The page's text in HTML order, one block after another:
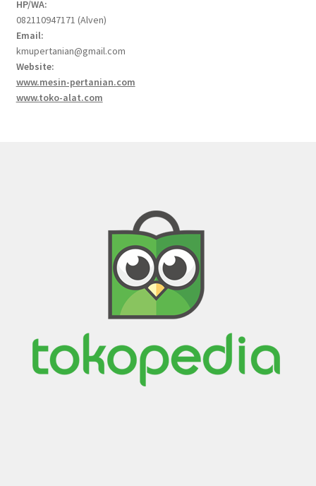
HP/WA:
082110947171 (Alven)
Email:
kmupertanian@gmail.com
Website:
www.mesin-pertanian.com
www.toko-alat.com